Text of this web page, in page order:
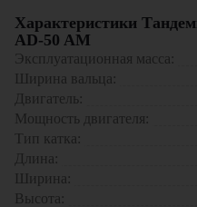
Экономичный и надежный
Характеристики
AD-50 AM
Эксплуатационная масса:
Ширина вальца:
Двигатель:
Мощность двигателя:
Тип катка:
Длина:
Ширина:
Высота: